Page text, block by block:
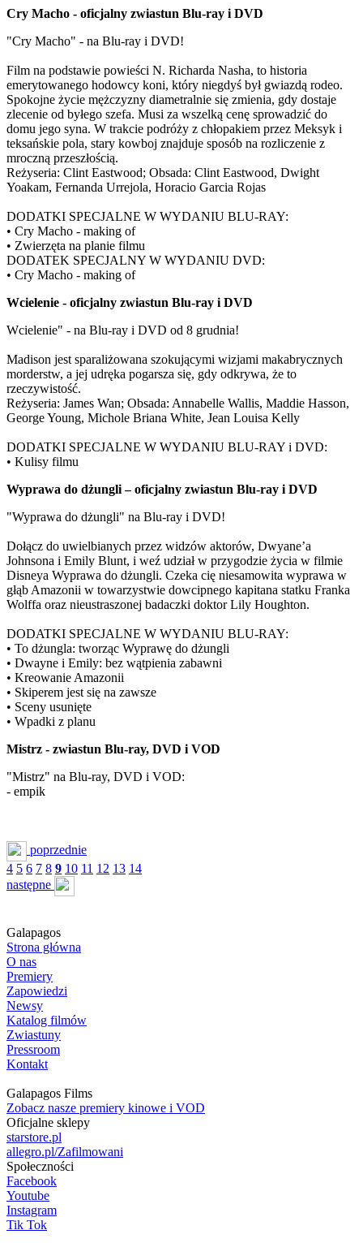
Cry Macho - oficjalny zwiastun Blu-ray i DVD
"Cry Macho" - na Blu-ray i DVD!
Film na podstawie powieści N. Richarda Nasha, to historia
emerytowanego hodowcy koni, który niegdyś był gwiazdą rodeo.
Spokojne życie mężczyzny diametralnie się zmienia, gdy dostaje
zlecenie od byłego szefa. Musi za wszelką cenę sprowadzić do
domu jego syna. W trakcie podróży z chłopakiem przez Meksyk i
teksańskie pola, stary kowboj znajduje sposób na rozliczenie z
mroczną przeszłością.
Reżyseria: Clint Eastwood; Obsada: Clint Eastwood, Dwight
Yoakam, Fernanda Urrejola, Horacio Garcia Rojas
DODATKI SPECJALNE W WYDANIU BLU-RAY:
• Cry Macho - making of
• Zwierzęta na planie filmu
DODATEK SPECJALNY W WYDANIU DVD:
• Cry Macho - making of
Wcielenie - oficjalny zwiastun Blu-ray i DVD
Wcielenie" - na Blu-ray i DVD od 8 grudnia!
Madison jest sparaliżowana szokującymi wizjami makabrycznych
morderstw, a jej udręka pogarsza się, gdy odkrywa, że to
rzeczywistość.
Reżyseria: James Wan; Obsada: Annabelle Wallis, Maddie Hasson,
George Young, Michole Briana White, Jean Louisa Kelly
DODATKI SPECJALNE W WYDANIU BLU-RAY i DVD:
• Kulisy filmu
Wyprawa do dżungli – oficjalny zwiastun Blu-ray i DVD
"Wyprawa do dżungli" na Blu-ray i DVD!
Dołącz do uwielbianych przez widzów aktorów, Dwyane’a
Johnsona i Emily Blunt, i weź udział w przygodzie życia w filmie
Disneya Wyprawa do dżungli. Czeka cię niesamowita wyprawa w
głąb Amazonii w towarzystwie dowcipnego kapitana statku Franka
Wolffa oraz nieustraszonej badaczki doktor Lily Houghton.
DODATKI SPECJALNE W WYDANIU BLU-RAY:
• To dżungla: tworząc Wyprawę do dżungli
• Dwayne i Emily: bez wątpienia zabawni
• Kreowanie Amazonii
• Skiperem jest się na zawsze
• Sceny usunięte
• Wpadki z planu
Mistrz - zwiastun Blu-ray, DVD i VOD
"Mistrz" na Blu-ray, DVD i VOD:
- empik
poprzednie
4 5 6 7 8 9 10 11 12 13 14
następne
Galapagos
Strona główna
O nas
Premiery
Zapowiedzi
Newsy
Katalog filmów
Zwiastuny
Pressroom
Kontakt
Galapagos Films
Zobacz nasze premiery kinowe i VOD
Oficjalne sklepy
starstore.pl
allegro.pl/Zafilmowani
Społeczności
Facebook
Youtube
Instagram
Tik Tok